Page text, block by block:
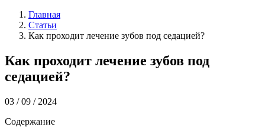
Главная
Статьи
Как проходит лечение зубов под седацией?
Как проходит лечение зубов под
седацией?
03 / 09 / 2024
Содержание